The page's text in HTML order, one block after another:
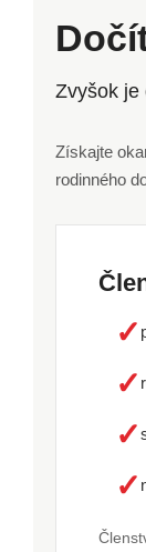
Zvyšok je
Získajte
rodinného
✓
✓
✓
✓